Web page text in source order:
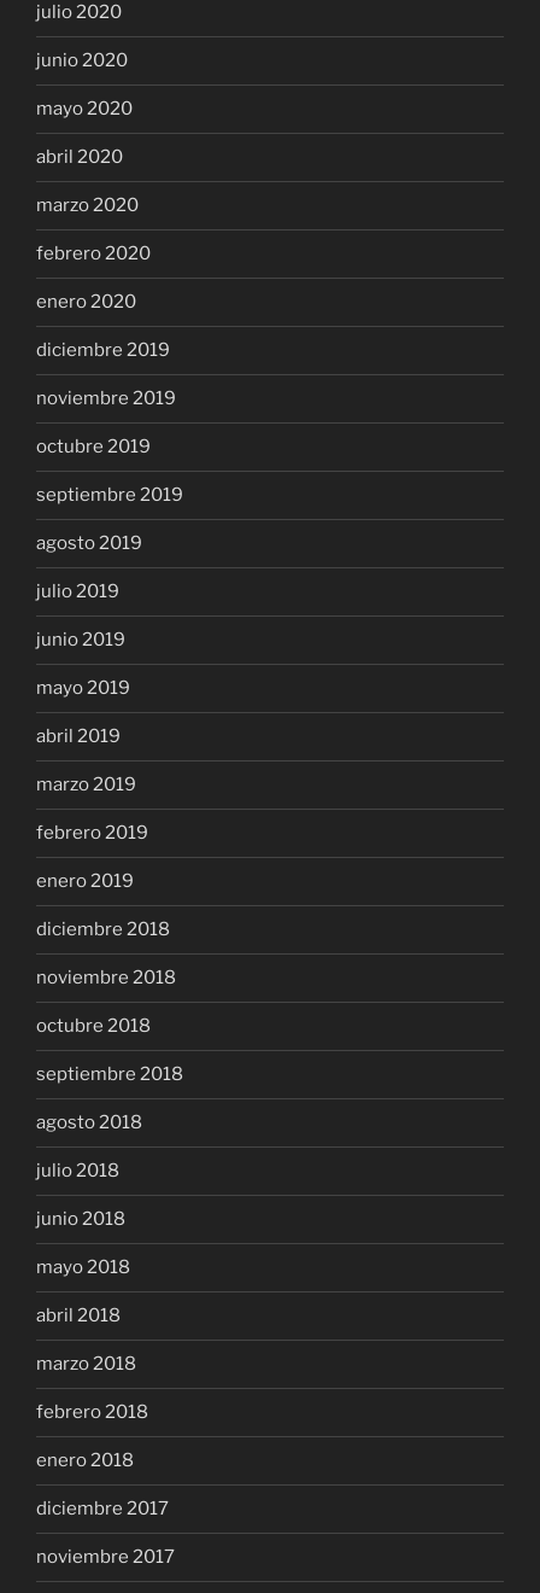
julio 2020
junio 2020
mayo 2020
abril 2020
marzo 2020
febrero 2020
enero 2020
diciembre 2019
noviembre 2019
octubre 2019
septiembre 2019
agosto 2019
julio 2019
junio 2019
mayo 2019
abril 2019
marzo 2019
febrero 2019
enero 2019
diciembre 2018
noviembre 2018
octubre 2018
septiembre 2018
agosto 2018
julio 2018
junio 2018
mayo 2018
abril 2018
marzo 2018
febrero 2018
enero 2018
diciembre 2017
noviembre 2017